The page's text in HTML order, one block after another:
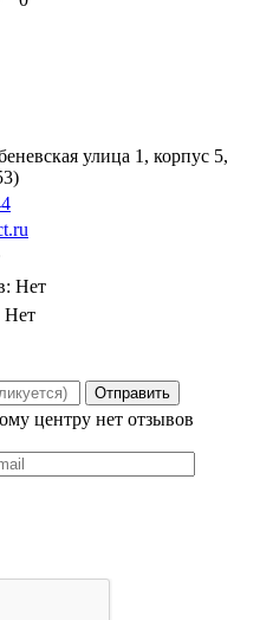
улица 1, корпус 5,
Нет
Нет
центру нет отзывов